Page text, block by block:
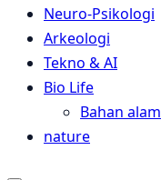
Neuro-Psikologi
Arkeologi
Tekno & AI
Bio Life
Bahan alam
nature